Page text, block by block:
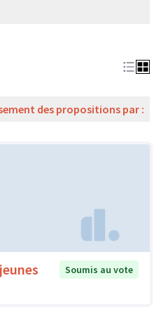
des propositions par :
Soumis au vote